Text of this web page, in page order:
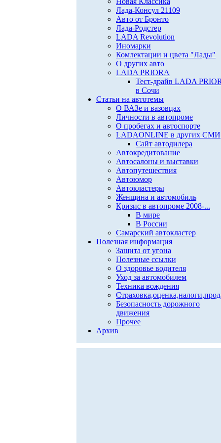
Лада-Консул 21109
Авто от Бронто
Лада-Родстер
LADA Revolution
Иномарки
Комлектации и цвета "Лады"
О других авто
LADA PRIORA
Тест-драйв LADA
в Сочи
Статьи на автотемы
О ВАЗе и вазовцах
Личности в автопроме
О пробегах и автоспорте
LADAONLINE в других СМИ
Сайт автодилера
Автокредитование
Автосалоны и выставки
Автопутешествия
Автоюмор
Автокластеры
Женщина и автомобиль
Кризис в автопроме 2008-...
В мире
В России
Самарский автокластер
Полезная информация
Защита от угона
Полезные ссылки
О здоровье водителя
Уход за автомобилем
Техника вождения
Безопасность дорожного
движения
Прочее
Архив